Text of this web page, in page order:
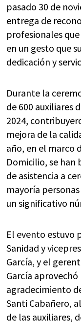
pasado 30 de
entrega de
profesionales
en un gesto que
dedicación y
Durante la
de 600 auxiliares
2024,
mejora de la
año, en el marco
Domicilio, se han
de asistencia a
mayoría
un significativo
El evento estuvo
Sanidad y
García, y el
García
agradecimiento
Santi Cabañero,
de las auxiliares,